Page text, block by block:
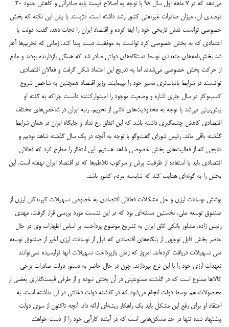
می‌دهد که در ۷ ماهه اول سال ۹۸ با توجه به اصلاح قیمت پایه صادراتی و کاهش حدود ۳۰
درصدی آن، میزان صادرات غیرنفتی کشور رشد داشته است. دژپسند با بیان این نکته که بخش
خصوصی توانست نقش تاریخی خود را ایفا کرده و اقتصاد ایران را نجات دهد، گفت: دولت با
اعتمادی که به بخش خصوصی کرد توانست به موفقیت دست پیدا کند. زمانی که تحریم‌ها آغاز
شد بخش‌نامه‌های متعددی توسط دستگاه‌های دولتی صادر شد که همگی بازدارنده بودند و مانع
از حرکت بخش خصوصی می‌شدند اما به تدریج این اعتماد شکل گرفت و فعالان اقتصادی
توانستند در شرایط باثبات‌تری مسیر خود را بپیمایند. وزیر اقتصاد همچنین به شاخص شروع
کسب‌وکار در سال جاری اشاره و وضعیت موجود را امیدوارکننده دانست چراکه به گفته او
پیش‌بینی می‌شد با توجه به محدودیت‌های ناشی از تحریم، رتبه ایران در شاخص‌های مختلف
اقتصادی کاهش چشمگیری داشته باشد که این اتفاق رخ نداد و جایگاه ایران در همان شرایط
گذشته باقی ماند.رئیس شورای گفت‌وگو با توجه به آنچه در یک سال گذشته شاهد بودیم و
نتایجی که از فعالیت‌های بخش خصوصی شاهد هستیم، این انتظار را مطرح کرد که فعالان
اقتصادی باید با استفاده از ظرفیت پرش و سرکوب تلاطم‌ها که در اقتصاد ایران نهفته است، این
بخش را به گونه‌ای هدایت کند که شایسته مردم کشور باشد.
پوشش نوسانات ارزی و حل مشکلات فعالان اقتصادی به خصوص تسهیلات گیرندگان ارزی از
صندوق توسعه ملی، نخستین مسئله‌ای بود که در این نشست مورد بررسی قرار گرفت. مهدی
رئیس زاده، مشاور بانکی اتاق ایران به تشریح موضوع پرداخت. بر اساس اظهارات وی در حال
حاضر بخش قابل توجهی از بنگاه‌های اقتصادی که قبل از نوسانات ارزی اخیر از صندوق توسعه
ملی تسهیلات دریافت کرده‌اند، امروز که زمان بازپرداخت تسهیلات آنها فرارسیده نمی‌توانند
تعهدات ارزی خود را با این نرخ بپردازند. چون در حال حاضر به دستور دولت صادرات برخی
کالاها ممنوع است که در گذشته ممنوعیتی در آن بخش نبوده و از طرفی قیمت‌گذاری بعضی از
محصولات هم توسط دولت انجام می‌شود که در گذشته دولت دخالتی در آن نداشته است. به
اعتقاد او برای رفع این مشکل باید یک راهکار ریشه‌ای ارائه داد. آنچه تاکنون از سوی دولت
پیشنهاد شده تنها در حد مسکن‌هایی است که در آینده کارآیی خود را از دست خواهند